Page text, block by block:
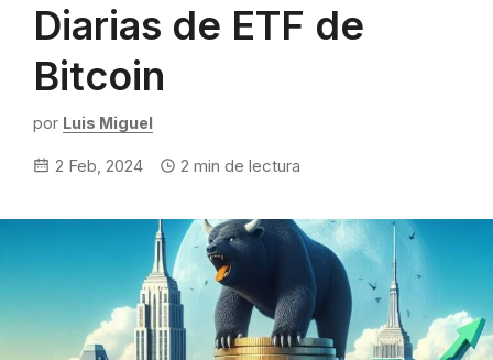
Diarias de ETF de
Bitcoin
por Luis Miguel
2 Feb, 2024 2 min de lectura